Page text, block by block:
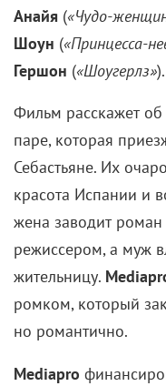
Анайя («Чудо-
Шоун («Принцесса-
Гершон («Шоугерлз»).
Фильм расскажет
паре, которая
Себастьяне. Их
красота Испании и
жена заводит
режиссером, а муж
жительницу.
ромком, который
но романтично.
Mediapro